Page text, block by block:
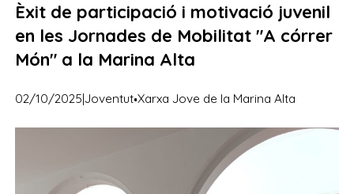
Èxit de participació i motivació juvenil
en les Jornades de Mobilitat "A córrer
Món" a la Marina Alta
02/10/2025|Joventut·Xarxa Jove de la Marina Alta